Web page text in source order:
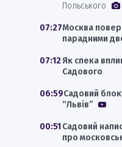
Польського
07:27Москва
парадними
07:12Як спека
Садового
06:59Садовий
“Львів”
00:51 Садовий
про